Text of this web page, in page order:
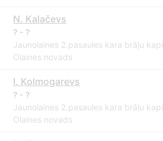
N. Kalačevs
? - ?
Jaunolaines 2.pasaules kara brāļu kapi
Olaines novads
I. Kolmogarevs
? - ?
Jaunolaines 2.pasaules kara brāļu kapi
Olaines novads